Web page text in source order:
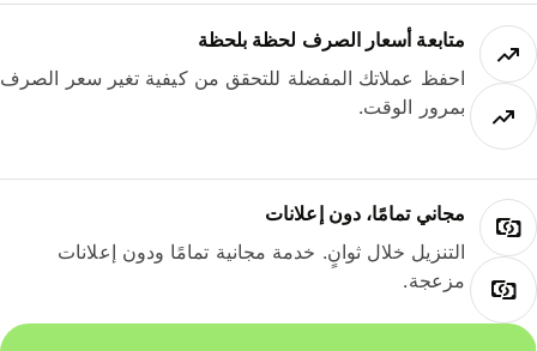
متابعة أسعار الصرف لحظة بلحظة
احفظ عملاتك المفضلة للتحقق من كيفية تغير سعر الصرف
بمرور الوقت.
مجاني تمامًا، دون إعلانات
التنزيل خلال ثوانٍ. خدمة مجانية تمامًا ودون إعلانات
مزعجة.